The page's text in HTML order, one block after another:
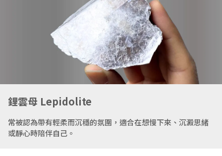
鋰雲母 Lepidolite
常被認為帶有輕柔而沉穩的氛圍，適合在想慢下來、沉澱思緒
或靜心時陪伴自己。